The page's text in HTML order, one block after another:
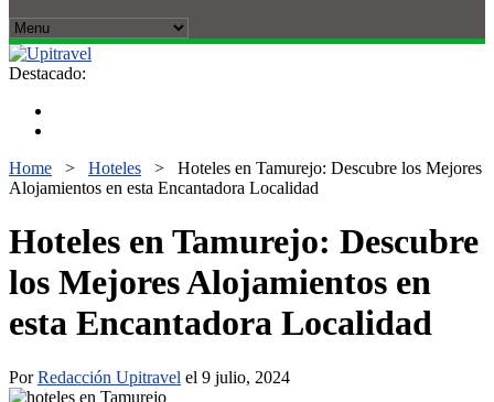
Destacado:
Home > Hoteles > Hoteles en Tamurejo: Descubre los Mejores
Alojamientos en esta Encantadora Localidad
Hoteles en Tamurejo: Descubre
los Mejores Alojamientos en
esta Encantadora Localidad
PorRedacción Upitravel el 9 julio, 2024